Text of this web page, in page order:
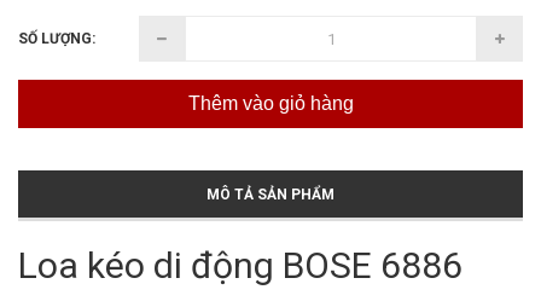
SỐ LƯỢNG:
Thêm vào giỏ hàng
MÔ TẢ SẢN PHẨM
Loa kéo di động BOSE 6886